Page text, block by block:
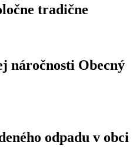
tradične
náročnosti Obecný
odpadu v obci